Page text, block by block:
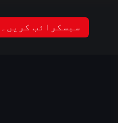
سبسکرائب کریں۔